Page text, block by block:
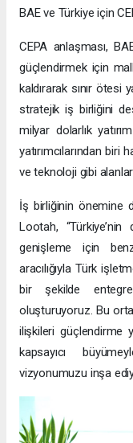
BAE ve Türkiye için
CEPA anlaşması,
güçlendirmek için
kaldırarak sınır ötesi
stratejik iş birliğini
milyar dolarlık
yatırımcılarından
ve teknoloji gibi
İş birliğinin önemine
Lootah,
genişleme için
aracılığıyla Türk
bir şekilde
oluşturuyoruz. Bu
ilişkileri güçlendirme
kapsayıcı
vizyonumuzu inşa